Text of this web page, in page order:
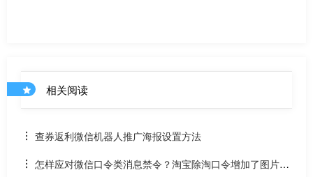
相关阅读
查券返利微信机器人推广海报设置方法
怎样应对微信口令类消息禁令？淘宝除淘口令增加了图片分